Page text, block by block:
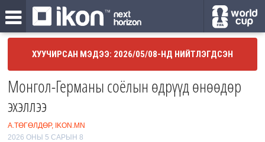
ХУУЧИРСАН МЭДЭЭ: 2026/05/08-НД НИЙТЛЭГДСЭН
Монгол-Германы соёлын өдрүүд өнөөдөр
эхэллээ
А.ТӨГӨЛДӨР, IKON.MN
2026 ОНЫ 5 САРЫН 8